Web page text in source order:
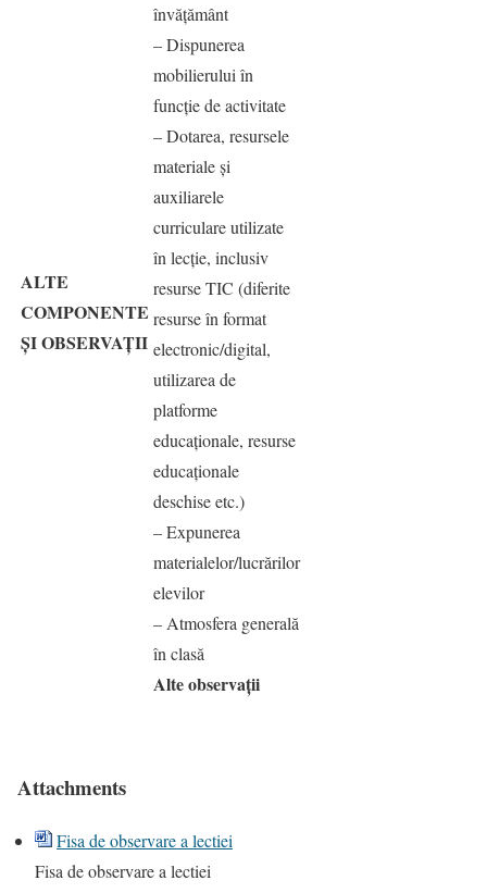
ALTE
COMPONENTE
ȘI OBSERVAȚII
învăţământ
– Dispunerea
mobilierului în
funcţie de activitate
– Dotarea, resursele
materiale şi
auxiliarele
curriculare utilizate
în lecţie, inclusiv
resurse TIC (diferite
resurse în format
electronic/digital,
utilizarea de
platforme
educaţionale, resurse
educaţionale
deschise etc.)
– Expunerea
materialelor/lucrărilor
elevilor
– Atmosfera generală
în clasă
Alte observaţii
Attachments
Fisa de observare a lectiei
Fisa de observare a lectiei